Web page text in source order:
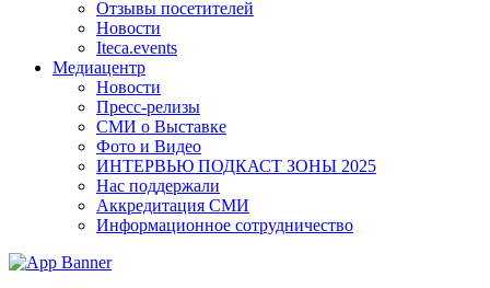
Отзывы посетителей
Новости
Iteca.events
Медиацентр
Новости
Пресс-релизы
СМИ о Выставке
Фото и Видео
ИНТЕРВЬЮ ПОДКАСТ ЗОНЫ 2025
Нас поддержали
Аккредитация СМИ
Информационное сотрудничество